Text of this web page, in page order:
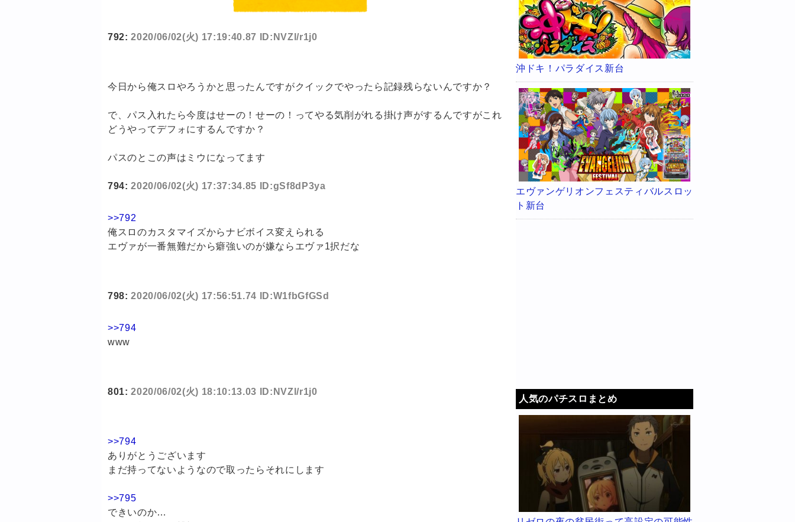
792:2020/06/02(火) 17:19:40.87 ID:NVZl/r1j0
今日から俺スロやろうかと思ったんですがクイックでやったら記録残らないんですか？
で、パス入れたら今度はせーの！せーの！ってやる気削がれる掛け声がするんですがこれ
どうやってデフォにするんですか？
パスのとこの声はミウになってます
794:2020/06/02(火) 17:37:34.85 ID:gSf8dP3ya
>>792
俺スロのカスタマイズからナビボイス変えられる
エヴァが一番無難だから癖強いのが嫌ならエヴァ1択だな
798:2020/06/02(火) 17:56:51.74 ID:W1fbGfGSd
>>794
www
801:2020/06/02(火) 18:10:13.03 ID:NVZl/r1j0
>>794
ありがとうございます
まだ持ってないようなので取ったらそれにします
>>795
できいのか…
沖ドキ！パラダイス新台
エヴァンゲリオンフェスティバルスロッ
ト新台
人気のパチスロまとめ